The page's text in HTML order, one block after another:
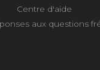
Centre d'aide
aux questions